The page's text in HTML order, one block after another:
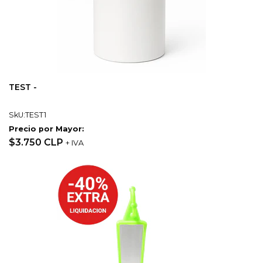
TEST -
SkU:TEST1
Precio por Mayor:
$3.750 CLP + IVA